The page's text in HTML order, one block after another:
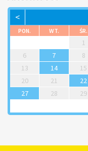
<
PON. WT. ŚR.
1
6
7 8
13
14 15
20
21 22
27
28 29